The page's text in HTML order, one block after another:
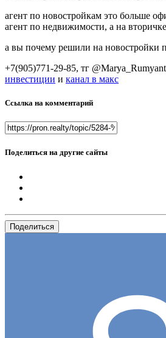
агент по новостройкам это больше
агент по недвижимости, а на
а вы почему решили на новостройки
+7(905)771-29-85, тг
инвестиции и канал в макс
Ссылка на комментарий
Поделиться на другие сайты
Поделиться